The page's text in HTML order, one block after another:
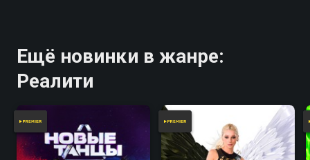
Ещё новинки в жанре:
Реалити